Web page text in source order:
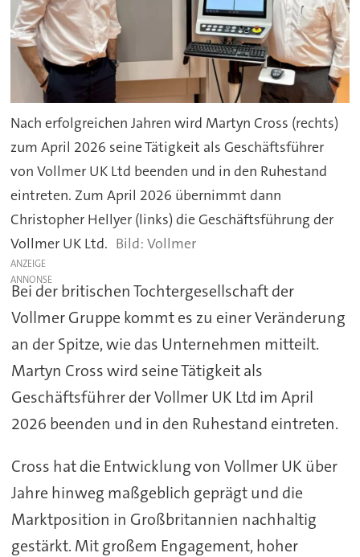
Nach erfolgreichen Jahren wird Martyn Cross (rechts)
zum April 2026 seine Tätigkeit als Geschäftsführer
von Vollmer UK Ltd beenden und in den Ruhestand
eintreten. Zum April 2026 übernimmt dann
Christopher Hellyer (links) die Geschäftsführung der
Vollmer UK Ltd.
Vollmer
ANZEIGE
Bei der britischen Tochtergesellschaft der
Vollmer Gruppe kommt es zu einer Veränderung
an der Spitze, wie das Unternehmen mitteilt.
Martyn Cross wird seine Tätigkeit als
Geschäftsführer der Vollmer UK Ltd im April
2026 beenden und in den Ruhestand eintreten.
Cross hat die Entwicklung von Vollmer UK über
Jahre hinweg maßgeblich geprägt und die
Marktposition in Großbritannien nachhaltig
gestärkt. Mit großem Engagement, hoher